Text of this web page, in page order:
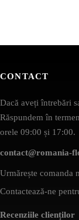
CONTACT
Dacă aveți întrebări
Răspundem în
orele 09:00 și 17:00.
contact@romania-
Urmărește comanda
Contactează-ne
Recenziile clienților